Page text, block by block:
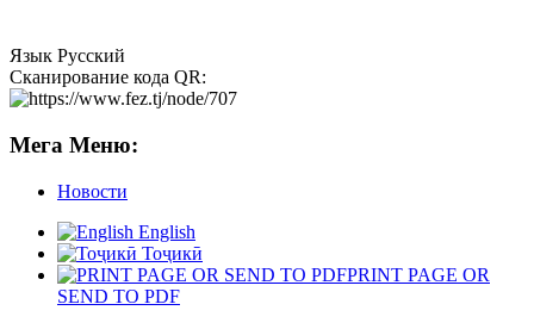
Язык Русский
Сканирование кода QR:
Мега Меню:
Новости
English
Тоҷикӣ
PRINT PAGE OR
SEND TO PDF